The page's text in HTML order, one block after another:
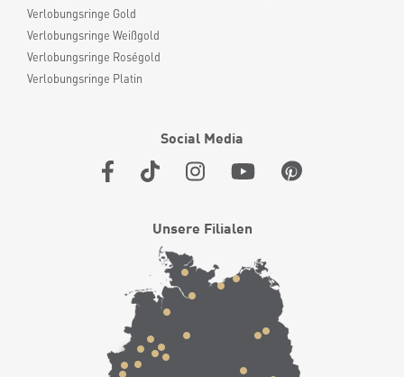
Verlobungsringe Gold
Verlobungsringe Weißgold
Verlobungsringe Roségold
Verlobungsringe Platin
Social Media
Unsere Filialen